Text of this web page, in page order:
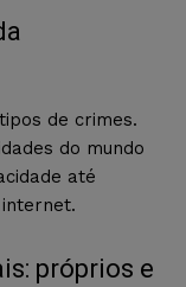
de crimes.
do mundo
até
próprios e